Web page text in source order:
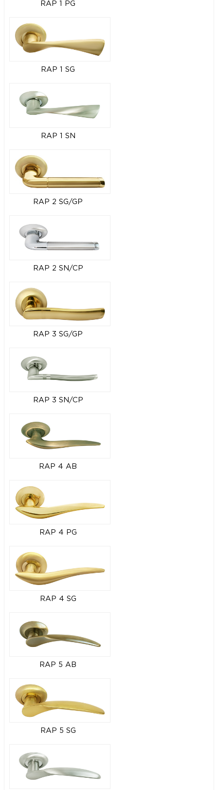
RAP 1 PG
RAP 1 SG
RAP 1 SN
RAP 2 SG/GP
RAP 2 SN/CP
RAP 3 SG/GP
RAP 3 SN/CP
RAP 4 AB
RAP 4 PG
RAP 4 SG
RAP 5 AB
RAP 5 SG